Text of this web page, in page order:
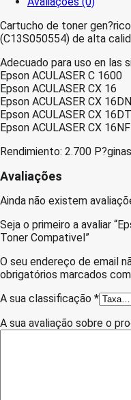
Cartucho de toner
(C13S050554) de alta
Adecuado para uso en las
Epson ACULASER C 1600
Epson ACULASER CX 16
Epson ACULASER CX
Epson ACULASER CX
Epson ACULASER CX 16NF
Rendimiento: 2.700 P?ginas
Avaliações
Ainda não existem
Seja o primeiro a avaliar
Toner Compativel”
O seu endereço de email
obrigatórios marcados com
A sua classificação *
A sua avaliação sobre o